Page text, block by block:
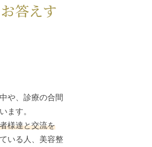
答えす
や、診療の合間
ます。
様達と交流を
いる人、美容整